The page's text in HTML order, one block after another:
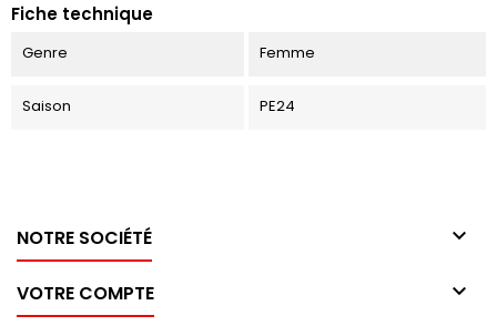
Fiche technique
Genre Femme
Saison PE24
NOTRE SOCIÉTÉ 
VOTRE COMPTE 